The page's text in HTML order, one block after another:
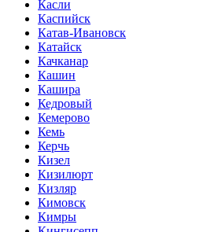
Касли
Каспийск
Катав-Ивановск
Катайск
Качканар
Кашин
Кашира
Кедровый
Кемерово
Кемь
Керчь
Кизел
Кизилюрт
Кизляр
Кимовск
Кимры